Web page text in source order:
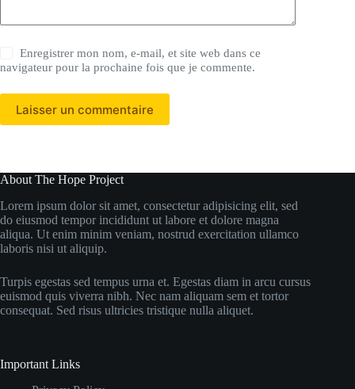
Enregistrer mon nom, e-mail, et site web dans ce
navigateur pour la prochaine fois que je commente.
Laisser un commentaire
About The Hope Project
Lorem ipsum dolor sit amet, consectetur adipisicing elit, sed
do eiusmod tempor incididunt ut labore et dolore magna
aliqua. Ut enim minim veniam, nostrud exercitation ullamco
laboris nisi ut aliquip.
Turpis egestas sed tempus urna et. Egestas diam in arcu cursus
euismod quis viverra nibh. Nec nam aliquam sem et tortor
consequat. Sed risus ultricies tristique nulla aliquet.
Important Links